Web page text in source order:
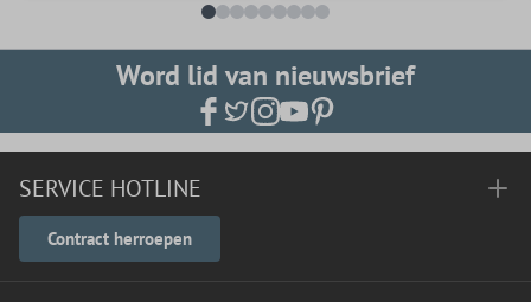
Word lid van nieuwsbrief
SERVICE HOTLINE
Contract herroepen